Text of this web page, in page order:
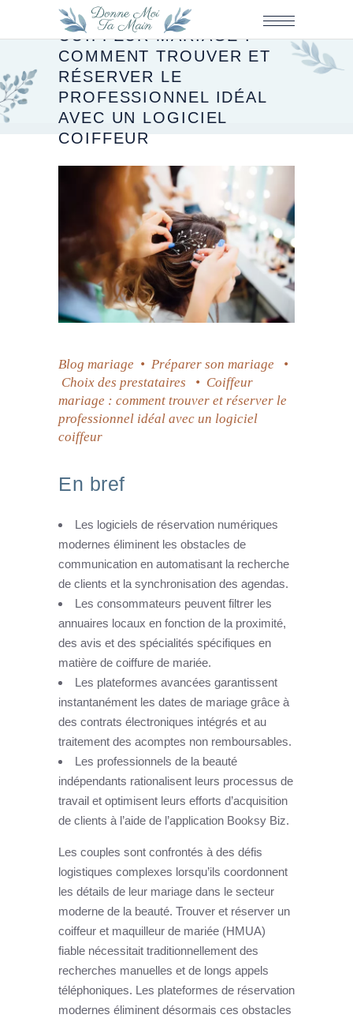
COIFFEUR MARIAGE :
COMMENT TROUVER ET
RÉSERVER LE
PROFESSIONNEL IDÉAL
AVEC UN LOGICIEL
COIFFEUR
Blog mariage • Préparer son mariage
•
Choix des prestataires
• Coiffeur
mariage : comment trouver et réserver le
professionnel idéal avec un logiciel
coiffeur
En bref
Les logiciels de réservation numériques
modernes éliminent les obstacles de
communication en automatisant la recherche
de clients et la synchronisation des agendas.
Les consommateurs peuvent filtrer les
annuaires locaux en fonction de la proximité,
des avis et des spécialités spécifiques en
matière de coiffure de mariée.
Les plateformes avancées garantissent
instantanément les dates de mariage grâce à
des contrats électroniques intégrés et au
traitement des acomptes non remboursables.
Les professionnels de la beauté
indépendants rationalisent leurs processus de
travail et optimisent leurs efforts d’acquisition
de clients à l’aide de l’application Booksy Biz.
Les couples sont confrontés à des défis
logistiques complexes lorsqu’ils coordonnent
les détails de leur mariage dans le secteur
moderne de la beauté. Trouver et réserver un
coiffeur et maquilleur de mariée (HMUA)
fiable nécessitait traditionnellement des
recherches manuelles et de longs appels
téléphoniques. Les plateformes de réservation
modernes éliminent désormais ces obstacles